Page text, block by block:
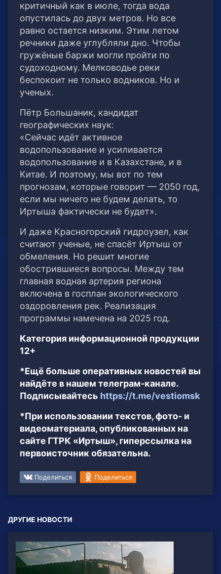
критичный как в июле, тогда вода
опустилась до двух метров. Но все
равно остается низким. Этим летом
речники даже углубляли дно. Чтобы
гружёные баржи могли пройти по
судоходному. Мелководье реки
беспокоит не только водников. Но и
ученых.
Пётр Большаник, кандидат
географических наук:
«Сейчас идёт активное
водопользование и усиливается
водопользование и в Казахстане, и в
Китае. И поэтому, мы вот по тем
прогнозам, которые говорит — 2050 год,
если мы ничего не будем делать, то
Иртыша фактически не будет».
И даже Красногорский гидроузел, как
считают ученые, не спасёт Иртыш от
обмеления. Но решит многие
обострившиеся вопросы. Между тем
главная водная артерия региона
включена в госплан экологического
оздоровления рек. Реализация
программы намечена на 2025 год.
Категория информационной продукции
12+
*Ещё больше оперативных новостей вы
найдёте в нашем телеграм-канале.
Подписывайтесь https://t.me/vestiomsk
*При использовании текстов, фото- и
видеоматериала, опубликованных на
сайте ГТРК «Иртыш», гиперссылка на
первоисточник обязательна.
Поделиться Поделиться
ДРУГИЕ НОВОСТИ